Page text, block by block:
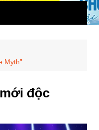
Myth”
độc